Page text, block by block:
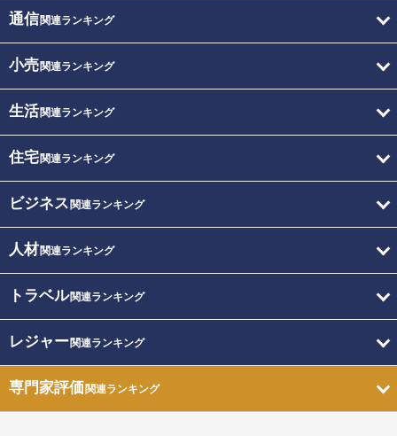
通信関連ランキング
小売関連ランキング
生活関連ランキング
住宅関連ランキング
ビジネス 関連ランキング
人材関連ランキング
トラベル関連ランキング
レジャー関連ランキング
専門家評価関連ランキング